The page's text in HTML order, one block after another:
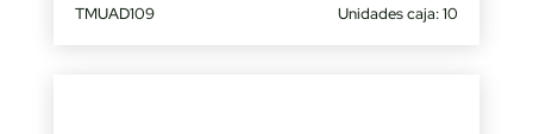
TMUAD109 Unidades caja: 10